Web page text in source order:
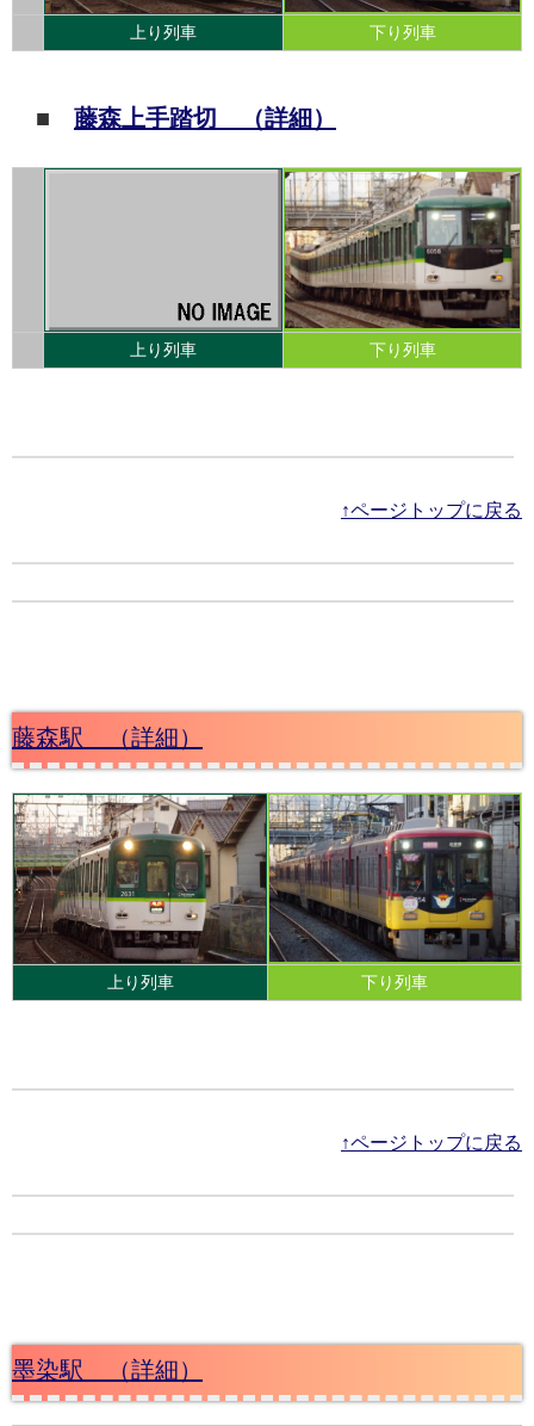
上り列車 下り列車
■ 藤森上手踏切 （詳細）
上り列車 下り列車
↑ページトップに戻る
藤森駅 （詳細）
上り列車 下り列車
↑ページトップに戻る
墨染駅 （詳細）